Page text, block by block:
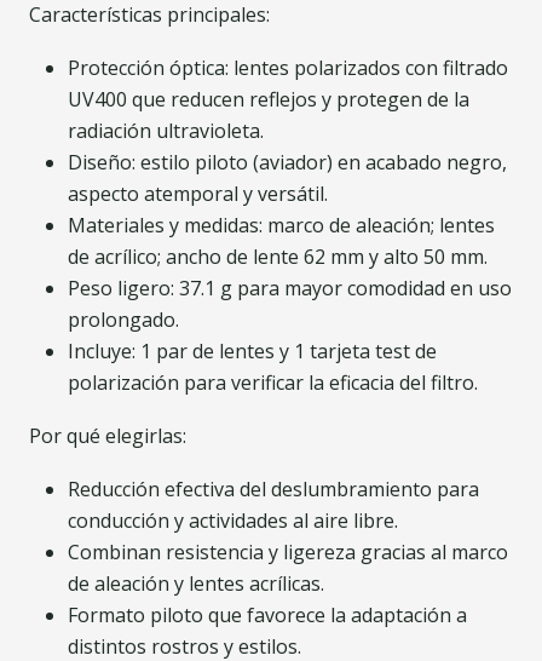
Características principales:
Protección óptica: lentes polarizados con filtrado
UV400 que reducen reflejos y protegen de la
radiación ultravioleta.
Diseño: estilo piloto (aviador) en acabado negro,
aspecto atemporal y versátil.
Materiales y medidas: marco de aleación; lentes
de acrílico; ancho de lente 62 mm y alto 50 mm.
Peso ligero: 37.1 g para mayor comodidad en uso
prolongado.
Incluye: 1 par de lentes y 1 tarjeta test de
polarización para verificar la eficacia del filtro.
Por qué elegirlas:
Reducción efectiva del deslumbramiento para
conducción y actividades al aire libre.
Combinan resistencia y ligereza gracias al marco
de aleación y lentes acrílicas.
Formato piloto que favorece la adaptación a
distintos rostros y estilos.